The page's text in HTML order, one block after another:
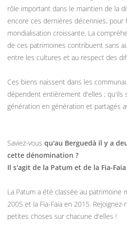
rôle important dans le maintien de la
encore ces dernières décennies, pour
mondialisation croissante. La
de ces patrimoines contribuent sans
entre les cultures et au respect des
Ces biens naissent dans les
dépendent entièrement d'elles ; qu'ils
génération en génération et partagés
Saviez-vous qu'au Berguedà il y a
cette dénomination ?
Il s'agit de la Patum et de la Fia-Faia
La Patum a été classée au patrimoine
2005 et la Fia-Faia en 2015.
petites choses sur chacune d'elles !